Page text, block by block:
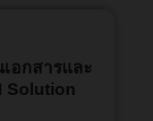
อกสารและ
Solution